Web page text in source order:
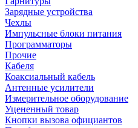
Зарядные устройства
Чехлы
Импульсные блоки питания
Программаторы
Прочие
Кабеля
Коаксиальный кабель
Антенные усилители
Измерительное оборудование
Уцененный товар
Кнопки вызова официантов